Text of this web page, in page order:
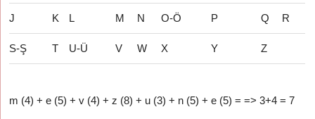
J K L M N O-Ö P Q R
S-Ş T U-Ü V W X Y Z
m (4) + e (5) + v (4) + z (8) + u (3) + n (5) + e (5) = => 3+4 = 7